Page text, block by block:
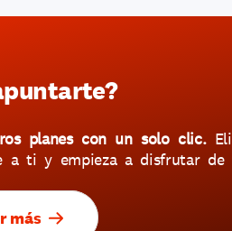
planes con un solo clic.
a ti y empieza a disfrutar de
más